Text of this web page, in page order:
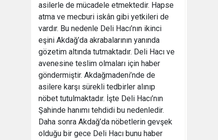
asilerle de mücadele etmektedir. Hapse
atma ve mecburi iskân gibi yetkileri de
vardır. Bu nedenle Deli Hacı’nın ikinci
eşini Akdağ’da akrabalarının yanında
gözetim altında tutmaktadır. Deli Hacı ve
avenesine teslim olmaları için haber
göndermiştir. Akdağmadeni’nde de
asilere karşı sürekli tedbirler alınıp
nöbet tutulmaktadır. İşte Deli Hacı’nın
Şahinde hanımı tehdidi bu nedenledir.
Daha sonra Akdağ’da nöbetlerin gevşek
olduğu bir gece Deli Hacı bunu haber